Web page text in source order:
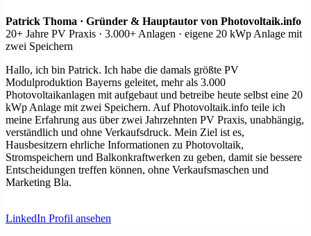
Patrick Thoma · Gründer & Hauptautor von Photovoltaik.info
20+ Jahre PV Praxis · 3.000+ Anlagen · eigene 20 kWp Anlage mit
zwei Speichern
Hallo, ich bin Patrick. Ich habe die damals größte PV
Modulproduktion Bayerns geleitet, mehr als 3.000
Photovoltaikanlagen mit aufgebaut und betreibe heute selbst eine 20
kWp Anlage mit zwei Speichern. Auf Photovoltaik.info teile ich
meine Erfahrung aus über zwei Jahrzehnten PV Praxis, unabhängig,
verständlich und ohne Verkaufsdruck. Mein Ziel ist es,
Hausbesitzern ehrliche Informationen zu Photovoltaik,
Stromspeichern und Balkonkraftwerken zu geben, damit sie bessere
Entscheidungen treffen können, ohne Verkaufsmaschen und
Marketing Bla.
LinkedIn Profil ansehen